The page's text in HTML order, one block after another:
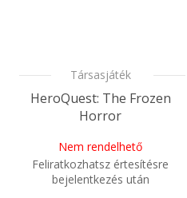
Társasjáték
HeroQuest: The Frozen
Horror
Nem rendelhető
Feliratkozhatsz értesítésre
bejelentkezés után